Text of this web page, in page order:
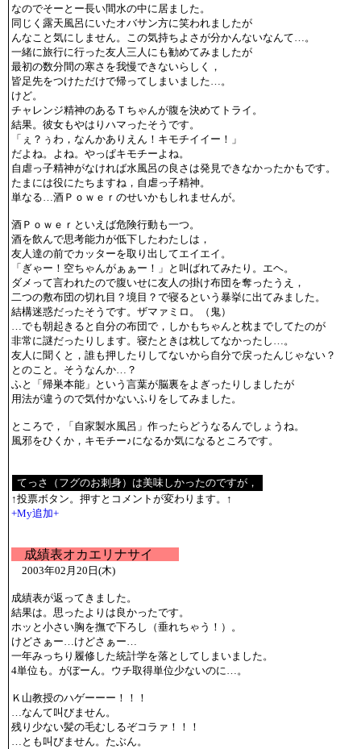
なのでそーとー長い間水の中に居ました。
同じく露天風呂にいたオバサン方に笑われましたが
んなこと気にしません。この気持ちよさが分かんないなんて…。
一緒に旅行に行った友人三人にも勧めてみましたが
最初の数分間の寒さを我慢できないらしく，
皆足先をつけただけで帰ってしまいました…。
けど。
チャレンジ精神のあるＴちゃんが腹を決めてトライ。
結果。彼女もやはりハマったそうです。
「ぇ？ぅわ，なんかありえん！キモチイイー！」
だよね。よね。やっぱキモチーよね。
自虐っ子精神がなければ水風呂の良さは発見できなかったかもです。
たまには役にたちますね，自虐っ子精神。
単なる…酒Ｐｏｗｅｒのせいかもしれませんが。
酒Ｐｏｗｅｒといえば危険行動も一つ。
酒を飲んで思考能力が低下したわたしは，
友人達の前でカッターを取り出してエイエイ。
「ぎゃー！空ちゃんがぁぁー！」と叫ばれてみたり。エヘ。
ダメって言われたので腹いせに友人の掛け布団を奪ったうえ，
二つの敷布団の切れ目？境目？で寝るという暴挙に出てみました。
結構迷惑だったそうです。ザマァミロ。（鬼）
…でも朝起きると自分の布団で，しかもちゃんと枕までしてたのが
非常に謎だったりします。寝たときは枕してなかったし…。
友人に聞くと，誰も押したりしてないから自分で戻ったんじゃない？
とのこと。そうなんか…？
ふと「帰巣本能」という言葉が脳裏をよぎったりしましたが
用法が違うので気付かないふりをしてみました。
ところで，「自家製水風呂」作ったらどうなるんでしょうね。
風邪をひくか，キモチー♪になるか気になるところです。
↑投票ボタン。押すとコメントが変わります。↑
+My追加+
成績表オカエリナサイ
2003年02月20日(木)
成績表が返ってきました。
結果は。思ったよりは良かったです。
ホッと小さい胸を撫で下ろし（垂れちゃう！）。
けどさぁー…けどさぁー…
一年みっちり履修した統計学を落としてしまいました。
4単位も。がぼーん。ウチ取得単位少ないのに…。
Ｋ山教授のハゲーーー！！！
…なんて叫びません。
残り少ない髪の毛むしるぞコラァ！！！
…とも叫びません。たぶん。